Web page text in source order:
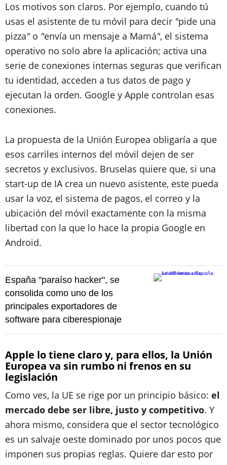
Los motivos son claros. Por ejemplo, cuando tú
usas el asistente de tu móvil para decir "pide una
pizza"o "envía un mensaje a Mamá", el sistema
operativo no solo abre la aplicación; activa una
serie de conexiones internas seguras que verifican
tu identidad, acceden a tus datos de pago y
ejecutan la orden. Google y Apple controlan esas
conexiones.
La propuesta de la Unión Europea obligaría a que
esos carriles internos del móvil dejen de ser
secretos y exclusivos. Bruselas quiere que, si una
start-up de IA crea un nuevo asistente, este pueda
usar la voz, el sistema de pagos, el correo y la
ubicación del móvil exactamente con la misma
libertad con la que lo hace la propia Google en
Android.
España "paraíso hacker", se
consolida como uno de los
principales exportadores de
software para ciberespionaje
Apple lo tiene claro y, para ellos, la Unión
Europea va sin rumbo ni frenos en su
legislación
Como ves, la UE se rige por un principio básico: el
mercado debe ser libre, justo y competitivo. Y
ahora mismo, considera que el sector tecnológico
es un salvaje oeste dominado por unos pocos que
imponen sus propias reglas. Quiere dar esto por